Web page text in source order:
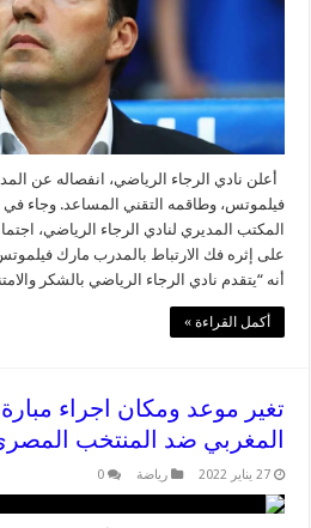
أعلن نادي الرجاء الرياضي، انفصاله عن
فيلموتس، وطاقمه التقني المساعد. وجاء في
المكتب المديري لنادي الرجاء الرياضي،
على إثره فك الارتباط بالمدرب مارك
أنه “يتقدم نادي الرجاء الرياضي بالشكر
أكمل القراءة »
تغير موعد ومكان اجراء
المغربي ضد المنتخب
27 يناير 2022 رياضة 0